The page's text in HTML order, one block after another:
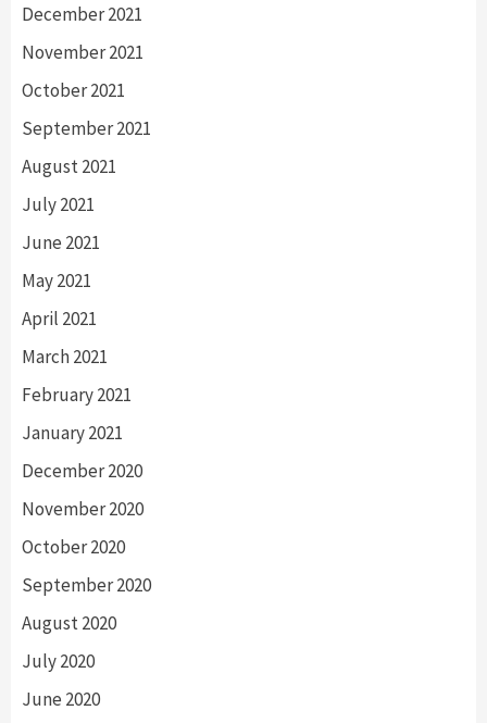
December 2021
November 2021
October 2021
September 2021
August 2021
July 2021
June 2021
May 2021
April 2021
March 2021
February 2021
January 2021
December 2020
November 2020
October 2020
September 2020
August 2020
July 2020
June 2020